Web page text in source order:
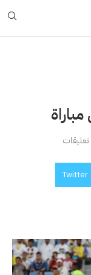
Twitter